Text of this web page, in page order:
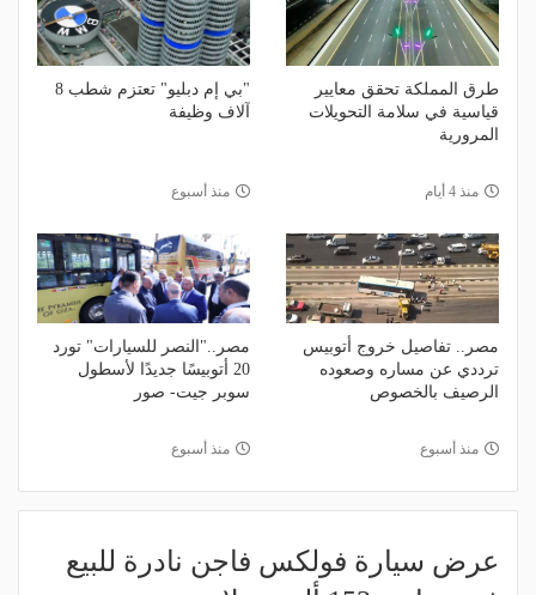
طرق المملكة تحقق معايير
قياسية في سلامة التحويلات
المرورية
منذ 4 أيام
"بي إم دبليو" تعتزم شطب 8
آلاف وظيفة
منذ أسبوع
مصر.. تفاصيل خروج أتوبيس
ترددي عن مساره وصعوده
الرصيف بالخصوص
منذ أسبوع
مصر.."النصر للسيارات" تورد
20 أتوبيسًا جديدًا لأسطول
سوبر جيت- صور
منذ أسبوع
عرض سيارة فولكس فاجن نادرة للبيع